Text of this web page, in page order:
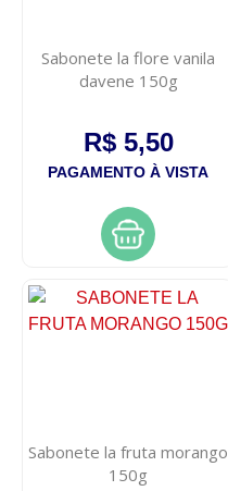
Sabonete la flore vanila
davene 150g
R$ 5,50
PAGAMENTO À VISTA
Sabonete la fruta morango
150g